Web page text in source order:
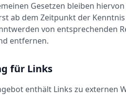
Gesetzen bleiben
ab dem Zeitpunkt der
von entsprechenden
entfernen.
für Links
enthält Links zu externen